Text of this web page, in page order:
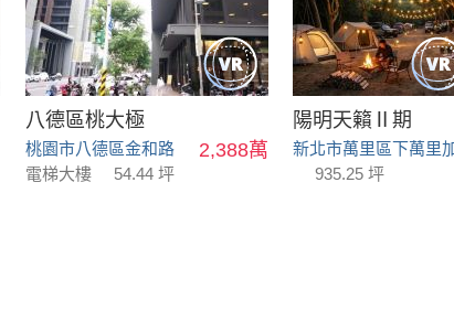
八德區桃大極
桃園市八德區金和路 2,388萬
電梯大樓 54.44 坪
陽明天籟Ⅱ期
新北市萬里區下萬里
935.25 坪